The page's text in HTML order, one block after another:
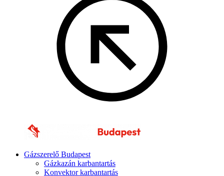
Gázszerelő Budapest
Gázkazán karbantartás
Konvektor karbantartás